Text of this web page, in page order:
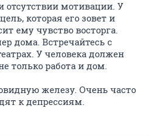
отсутствии мотивации. У
которая его зовет и
ему чувство восторга.
дома. Встречайтесь с
У человека должен
только работа и дом.
железу. Очень часто
к депрессиям.